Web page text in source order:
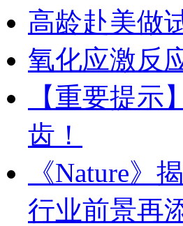
高龄赴美做
氧化应激反
【重要提
齿！
《Nature
行业前景再